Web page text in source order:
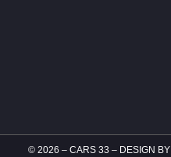
© 2026 – CARS 33 – DESIGN BY